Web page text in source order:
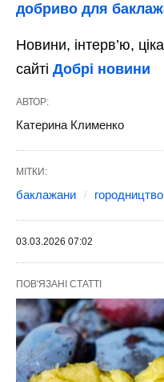
добриво для
Новини, інтерв’ю,
сайті Добрі новини
АВТОР:
Катерина Клименко
МІТКИ:
баклажани городництво
03.03.2026 07:02
ПОВ'ЯЗАНІ СТАТТІ